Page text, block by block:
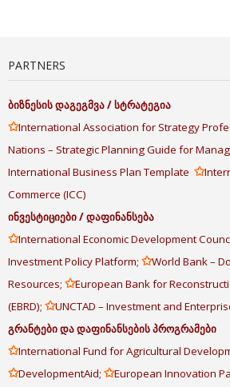
PARTNERS
ბიზნესისდაგეგმვა/სტრატეგია
✩International Association for Strategy
Nations – Strategic Planning Guide for
International Business Plan Template ✩
Commerce (ICC)
ინვესტიციები/დაფინანსება
✩International Economic Development
Investment Policy Platform; ✩World Bank –
Resources; ✩European Bank for
(EBRD); ✩UNCTAD – Investment and
გრანტებიდადაფინანსებისპროგრამები
✩International Fund for Agricultural
✩DevelopmentAid; ✩European Innovation